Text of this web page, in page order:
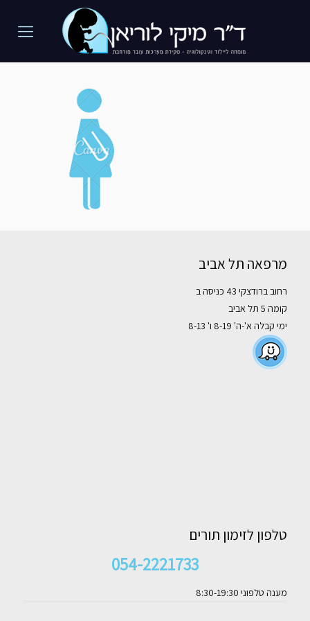
מרפאה תל אביב
רחוב ברודצקי 43 כניסה ב
קומה 5 תל אביב
ימי קבלה א'-ה' 8-19 ו' 8-13
טלפון לזימון תורים
054-2221733
מענה טלפוני 8:30-19:30